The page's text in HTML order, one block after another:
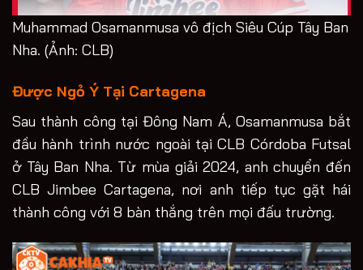
Muhammad Osamanmusa vô địch Siêu Cúp Tây Ban
Nha. (Ảnh: CLB)
Được Ngỏ Ý Tại Cartagena
Sau thành công tại Đông Nam Á, Osamanmusa bắt
đầu hành trình nước ngoài tại CLB Córdoba Futsal
ở Tây Ban Nha. Từ mùa giải 2024, anh chuyển đến
CLB Jimbee Cartagena, nơi anh tiếp tục gặt hái
thành công với 8 bàn thắng trên mọi đấu trường.